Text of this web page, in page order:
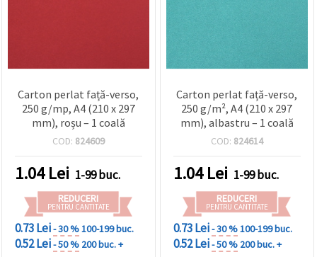
Carton perlat față-verso,
250 g/mp, A4 (210 x 297
mm), roșu – 1 coală
COD: 824609
1.04Lei 1-99 buc.
REDUCERI
PENTRU CANTITATE
0.73 Lei- 30 %100-199 buc.
0.52 Lei- 50 % 200 buc. +
Carton perlat față-verso,
250 g/m², A4 (210 x 297
mm), albastru – 1 coală
COD: 824614
1.04Lei 1-99 buc.
REDUCERI
PENTRU CANTITATE
0.73 Lei- 30 %100-199 buc.
0.52 Lei- 50 % 200 buc. +